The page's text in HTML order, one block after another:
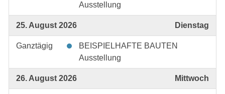
Ausstellung
25. August 2026 Dienstag
Ganztägig
BEISPIELHAFTE BAUTEN
Ausstellung
26. August 2026 Mittwoch